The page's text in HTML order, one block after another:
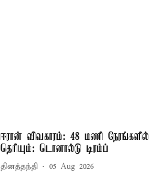
ஈரான் விவகாரம்: 48 மணி நேரங்களில்
தெரியும்: டொனால்டு டிரம்ப்
தினத்தந்தி 05 Aug 2026